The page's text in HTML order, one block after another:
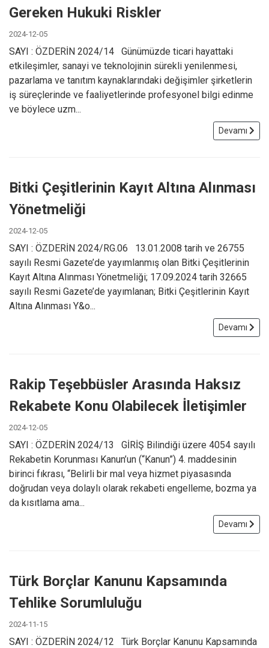
Gereken Hukuki Riskler
2024-12-05
SAYI : ÖZDERİN 2024/14 Günümüzde ticari hayattaki
etkileşimler, sanayi ve teknolojinin sürekli yenilenmesi,
pazarlama ve tanıtım kaynaklarındaki değişimler şirketlerin
iş süreçlerinde ve faaliyetlerinde profesyonel bilgi edinme
ve böylece uzm...
Devamı
Bitki Çeşitlerinin Kayıt Altına Alınması
Yönetmeliği
2024-12-05
SAYI : ÖZDERİN 2024/RG.06 13.01.2008 tarih ve 26755
sayılı Resmi Gazete’de yayımlanmış olan Bitki Çeşitlerinin
Kayıt Altına Alınması Yönetmeliği; 17.09.2024 tarih 32665
sayılı Resmi Gazete’de yayımlanan; Bitki Çeşitlerinin Kayıt
Altına Alınması Y&o...
Devamı
Rakip Teşebbüsler Arasında Haksız
Rekabete Konu Olabilecek İletişimler
2024-12-05
SAYI : ÖZDERİN 2024/13 GİRİŞ Bilindiği üzere 4054 sayılı
Rekabetin Korunması Kanun’un (“Kanun”) 4. maddesinin
birinci fıkrası, “Belirli bir mal veya hizmet piyasasında
doğrudan veya dolaylı olarak rekabeti engelleme, bozma ya
da kısıtlama ama...
Devamı
Türk Borçlar Kanunu Kapsamında
Tehlike Sorumluluğu
2024-11-15
SAYI : ÖZDERİN 2024/12 Türk Borçlar Kanunu Kapsamında